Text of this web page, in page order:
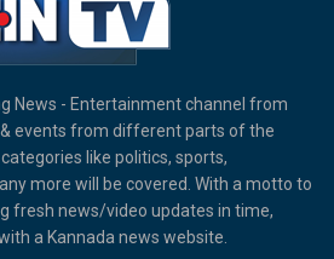
News - Entertainment channel from
events from different parts of the
like politics, sports,
more will be covered. With a motto to
fresh news/video updates in time,
a Kannada news website.